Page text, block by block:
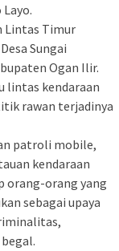
Lintas Timur
Sungai
Ogan Ilir.
lintas kendaraan
rawan terjadinya
patroli mobile,
kendaraan
orang-orang yang
sebagai upaya